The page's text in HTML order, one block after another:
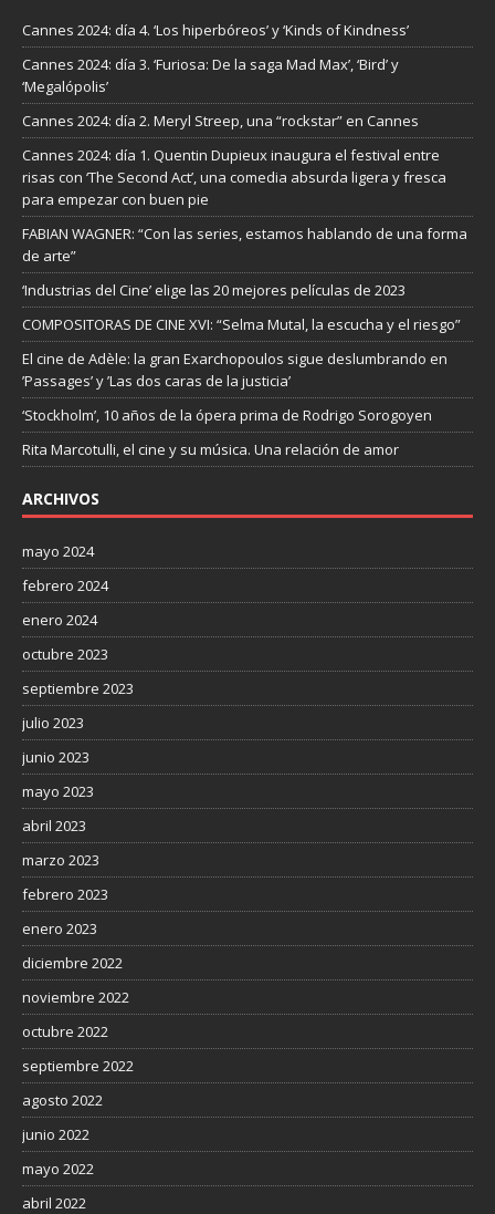
Cannes 2024: día 4. ‘Los hiperbóreos’ y ‘Kinds of Kindness’
Cannes 2024: día 3. ‘Furiosa: De la saga Mad Max’, ‘Bird’ y
‘Megalópolis’
Cannes 2024: día 2. Meryl Streep, una “rockstar” en Cannes
Cannes 2024: día 1. Quentin Dupieux inaugura el festival entre
risas con ‘The Second Act’, una comedia absurda ligera y fresca
para empezar con buen pie
FABIAN WAGNER: “Con las series, estamos hablando de una forma
de arte”
‘Industrias del Cine’ elige las 20 mejores películas de 2023
COMPOSITORAS DE CINE XVI: “Selma Mutal, la escucha y el riesgo”
El cine de Adèle: la gran Exarchopoulos sigue deslumbrando en
’Passages’ y ’Las dos caras de la justicia’
‘Stockholm’, 10 años de la ópera prima de Rodrigo Sorogoyen
Rita Marcotulli, el cine y su música. Una relación de amor
ARCHIVOS
mayo 2024
febrero 2024
enero 2024
octubre 2023
septiembre 2023
julio 2023
junio 2023
mayo 2023
abril 2023
marzo 2023
febrero 2023
enero 2023
diciembre 2022
noviembre 2022
octubre 2022
septiembre 2022
agosto 2022
junio 2022
mayo 2022
abril 2022